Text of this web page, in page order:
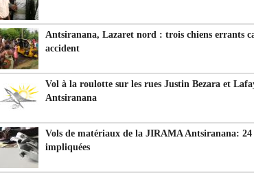
Antsiranana, Lazaret nord : trois chiens errants
accident
Vol à la roulotte sur les rues Justin Bezara et
Antsiranana
Vols de matériaux de la JIRAMA Antsiranana: 24
impliquées